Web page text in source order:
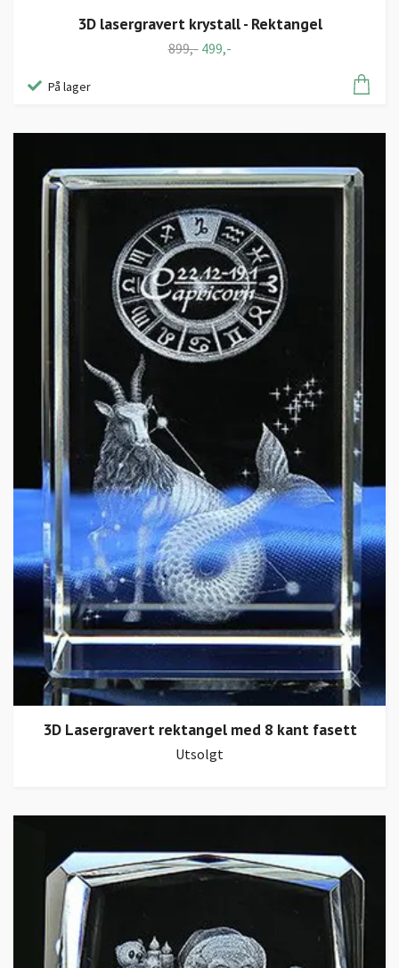
3D lasergravert krystall - Rektangel
899,- 499,-
På lager
3D Lasergravert rektangel med 8 kant fasett
Utsolgt